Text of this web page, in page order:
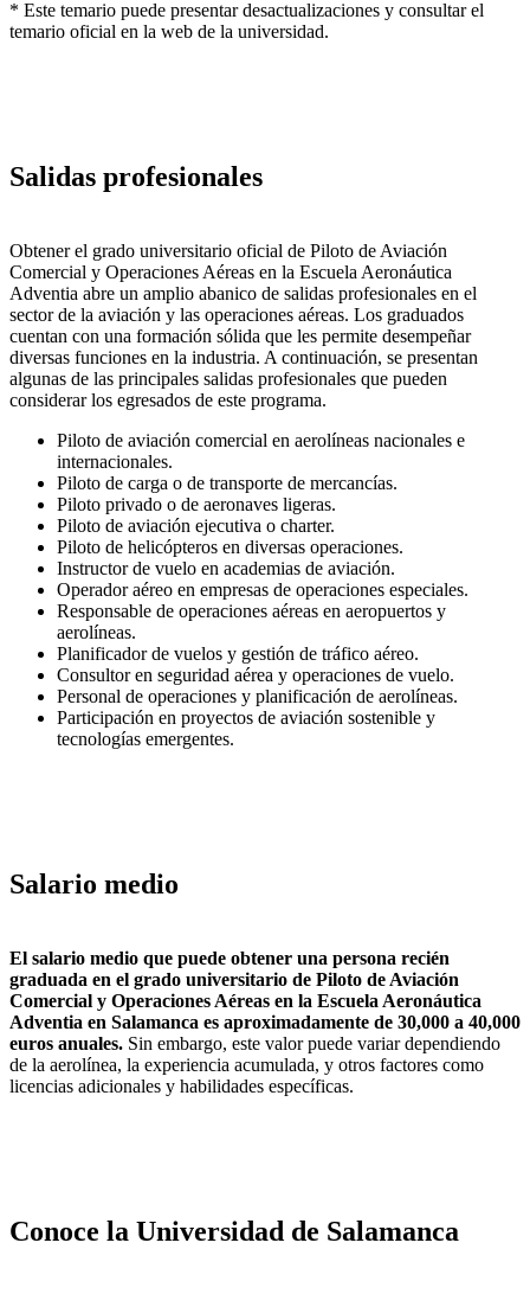
* Este temario puede presentar desactualizaciones y consultar el
temario oficial en la web de la universidad.
Salidas profesionales
Obtener el grado universitario oficial de Piloto de Aviación
Comercial y Operaciones Aéreas en la Escuela Aeronáutica
Adventia abre un amplio abanico de salidas profesionales en el
sector de la aviación y las operaciones aéreas. Los graduados
cuentan con una formación sólida que les permite desempeñar
diversas funciones en la industria. A continuación, se presentan
algunas de las principales salidas profesionales que pueden
considerar los egresados de este programa.
Piloto de aviación comercial en aerolíneas nacionales e
internacionales.
Piloto de carga o de transporte de mercancías.
Piloto privado o de aeronaves ligeras.
Piloto de aviación ejecutiva o charter.
Piloto de helicópteros en diversas operaciones.
Instructor de vuelo en academias de aviación.
Operador aéreo en empresas de operaciones especiales.
Responsable de operaciones aéreas en aeropuertos y
aerolíneas.
Planificador de vuelos y gestión de tráfico aéreo.
Consultor en seguridad aérea y operaciones de vuelo.
Personal de operaciones y planificación de aerolíneas.
Participación en proyectos de aviación sostenible y
tecnologías emergentes.
Salario medio
El salario medio que puede obtener una persona recién
graduada en el grado universitario de Piloto de Aviación
Comercial y Operaciones Aéreas en la Escuela Aeronáutica
Adventia en Salamanca es aproximadamente de 30,000 a 40,000
euros anuales. Sin embargo, este valor puede variar dependiendo
de la aerolínea, la experiencia acumulada, y otros factores como
licencias adicionales y habilidades específicas.
Conoce la Universidad de Salamanca